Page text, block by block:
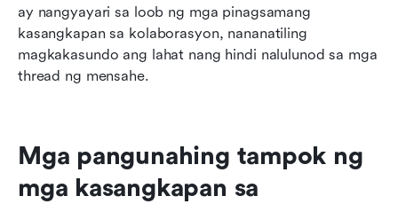
ay nangyayari sa loob ng mga pinagsamang
kasangkapan sa kolaborasyon, nananatiling
magkakasundo ang lahat nang hindi nalulunod sa mga
thread ng mensahe.
Mga pangunahing tampok ng
mga kasangkapan sa